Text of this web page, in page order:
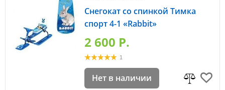
Снегокат со спинкой Тимка
спорт 4-1 «Rabbit»
2 600 P.
1
Нет в наличии